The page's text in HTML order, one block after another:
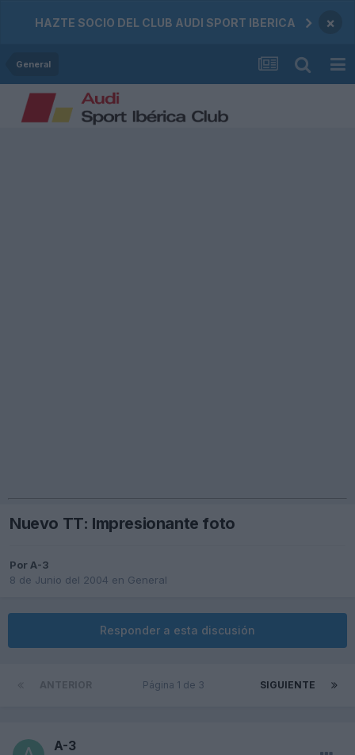
HAZTE SOCIO DEL CLUB AUDI SPORT IBERICA ×
General
Nuevo TT: Impresionante foto
PorA-3
8 de Junio del 2004 en General
Responder a esta discusión
SIGUIENTE
Página 1 de 3
A-3